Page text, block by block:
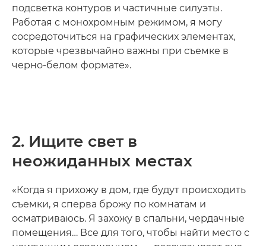
подсветка контуров и частичные силуэты.
Работая с монохромным режимом, я могу
сосредоточиться на графических элементах,
которые чрезвычайно важны при съемке в
черно-белом формате».
2. Ищите свет в
неожиданных местах
«Когда я прихожу в дом, где будут происходить
съемки, я сперва брожу по комнатам и
осматриваюсь. Я захожу в спальни, чердачные
помещения… Все для того, чтобы найти место с